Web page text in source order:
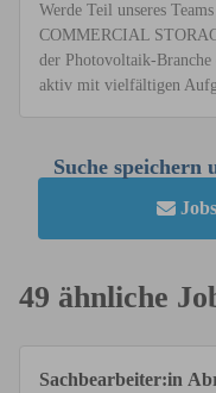
Werde Teil unseres
COMMERCIAL
der Photovoltaik-Branche
aktiv mit vielfältigen
Suche
49 ähnliche
Sachbearbeiter:in